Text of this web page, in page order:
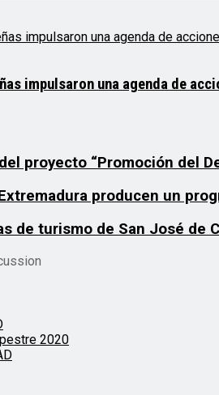
impulsaron una agenda de
proyecto “Promoción del
producen un
de turismo de San José de
2020